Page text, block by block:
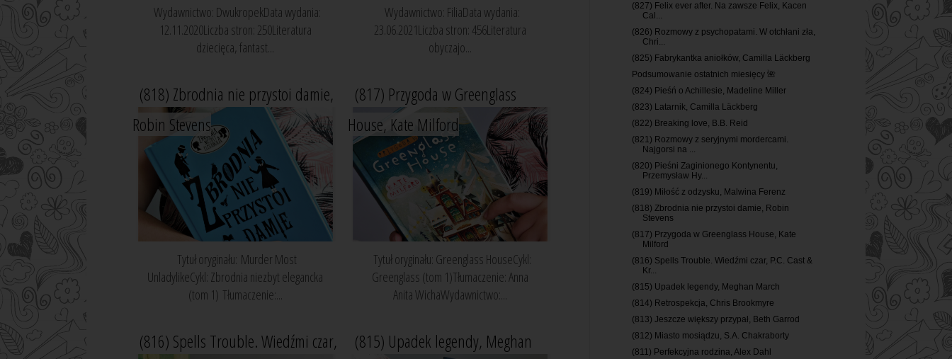
Wydawnictwo: DwukropekData wydania:
12.11.2020Liczba stron: 250Literatura
dziecięca, fantast...
Wydawnictwo: FiliaData wydania:
23.06.2021Liczba stron: 456Literatura
obyczajo...
(818) Zbrodnia nie przystoi damie,
Robin Stevens
Tytuł oryginału: Murder Most
UnladylikeCykl: Zbrodnia niezbyt elegancka
(tom 1) Tłumaczenie:...
(817) Przygoda w Greenglass
House, Kate Milford
Tytuł oryginału: Greenglass HouseCykl:
Greenglass (tom 1)Tłumaczenie: Anna
Anita WichaWydawnictwo:...
(816) Spells Trouble. Wiedźmi czar,
(815) Upadek legendy, Meghan
(827) Felix ever after. Na zawsze Felix, Kacen
Cal...
(826) Rozmowy z psychopatami. W otchłani zła,
Chri...
(825) Fabrykantka aniołków, Camilla Läckberg
Podsumowanie ostatnich miesięcy 🌺
(824) Pieśń o Achillesie, Madeline Miller
(823) Latarnik, Camilla Läckberg
(822) Breaking love, B.B. Reid
(821) Rozmowy z seryjnymi mordercami.
Najgorsi na ...
(820) Pieśni Zaginionego Kontynentu,
Przemysław Hy...
(819) Miłość z odzysku, Malwina Ferenz
(818) Zbrodnia nie przystoi damie, Robin
Stevens
(817) Przygoda w Greenglass House, Kate
Milford
(816) Spells Trouble. Wiedźmi czar, P.C. Cast &
Kr...
(815) Upadek legendy, Meghan March
(814) Retrospekcja, Chris Brookmyre
(813) Jeszcze większy przypał, Beth Garrod
(812) Miasto mosiądzu, S.A. Chakraborty
(811) Perfekcyjna rodzina, Alex Dahl